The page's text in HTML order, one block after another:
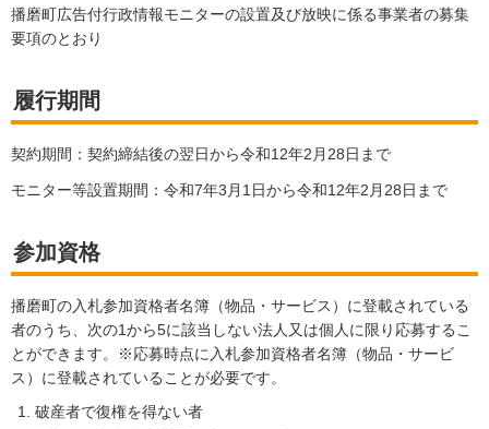
播磨町広告付行政情報モニターの設置及び放映に係る事業者の募集
要項のとおり
履行期間
契約期間：契約締結後の翌日から令和12年2月28日まで
モニター等設置期間：令和7年3月1日から令和12年2月28日まで
参加資格
播磨町の入札参加資格者名簿（物品・サービス）に登載されている
者のうち、次の1から5に該当しない法人又は個人に限り応募するこ
とができます。※応募時点に入札参加資格者名簿（物品・サービ
ス）に登載されていることが必要です。
破産者で復権を得ない者